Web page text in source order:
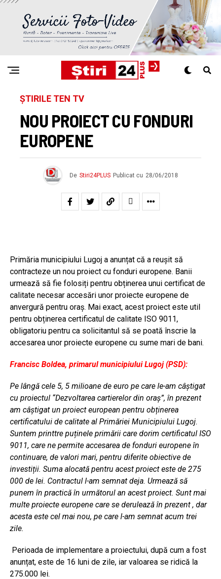
ȘTIRILE TEN TV
NOU PROIECT CU FONDURI
EUROPENE
De Stiri24PLUS Publicat cu 28/06/2018
Primăria municipiului Lugoj a anunțat că a reușit să
contracteze un nou proiect cu fonduri europene. Banii
urmează să fie folosiți pentru obținerea unui certificat de
calitate necesar accesări unor proiecte europene de
anvergură pentru oraș. Mai exact, acest proiect este util
pentru obținerea certificatul de calitate ISO 9011,
obligatoriu pentru ca solicitantul să se poată înscrie la
accesarea unor proiecte europene cu sume mari de bani.
Francisc Boldea, primarul municipiului Lugoj (PSD):
Pe lângă cele 5, 5 milioane de euro pe care le-am câștigat
cu proiectul “Dezvoltarea cartierelor din oraș”, în prezent
am câștigat un proiect european pentru obținerea
certificatului de calitate al Primăriei Municipiului Lugoj.
Suntem printtre puținele primării care dorim certificatul ISO
9011, care ne permite accesarea de fonduri europene în
continuare, de valori mari, pentru diferite obiective de
investiții. Suma alocată pentru acest proiect este de 275
000 de lei. Contractul l-am semnat deja. Urmează să
punem în practică în următorul an acest proiect. Sunt mai
multe proiecte europene care se derulează în prezent , dar
acesta este cel mai nou, pe care l-am semnat acum trei
zile.
Perioada de implementare a proiectului, după cum a fost
anunțat, este de 16 luni de zile, iar valoarea se ridică la
275.000 lei.